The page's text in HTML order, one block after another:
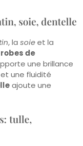
soie, dentelle
, la soieet la
robes de
une brillance
une fluidité
ajoute une
tulle,